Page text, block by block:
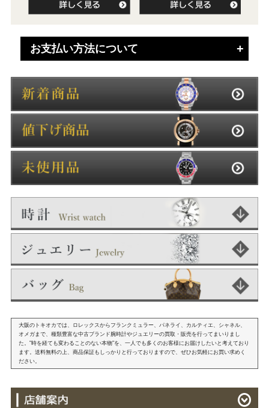
お支払い方法について
大阪のトキオカでは、ロレックスからフランクミュラー、パネライ、カルティエ、シャネル、
オメガまで、種類豊富な中古ブランド腕時計やジュエリーの買取・販売を行ってまいりまし
た。"時を経ても変わることのない本物"を、一人でも多くのお客様にお届けしたいと考えており
ます。送料無料の上、商品保証もしっかりと行っておりますので、ぜひお気軽にお買い求めく
ださい。